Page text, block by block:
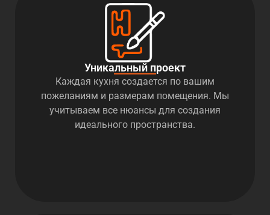
Уникальный проект
Каждая кухня создается по вашим
пожеланиям и размерам помещения. Мы
учитываем все нюансы для создания
идеального пространства.